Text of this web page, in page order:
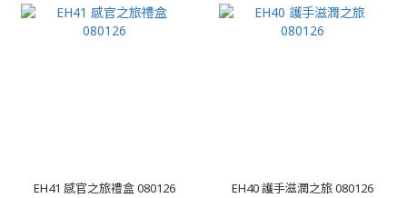
EH41 感官之旅禮盒 080126 EH40 護手滋潤之旅 080126